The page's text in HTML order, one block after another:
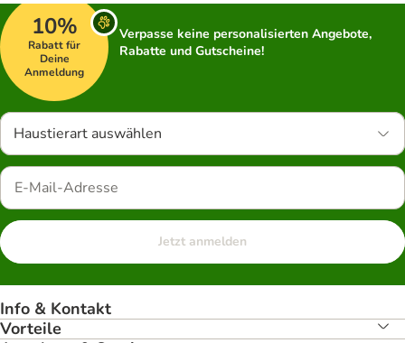
10%
Rabatt für
Deine
Anmeldung
Verpasse keine personalisierten Angebote,
Rabatte und Gutscheine!
Haustierart auswählen
Jetzt anmelden
Info & Kontakt
Vorteile